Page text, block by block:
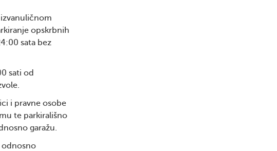
izvanuličnom
opskrbnih
sata bez
sati od
i pravne osobe
te parkirališno
garažu.
odnosno